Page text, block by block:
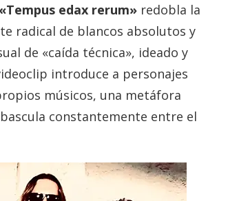
«Tempus edax rerum» redobla la
radical de blancos absolutos y
de «caída técnica», ideado y
introduce a personajes
músicos, una metáfora
constantemente entre el